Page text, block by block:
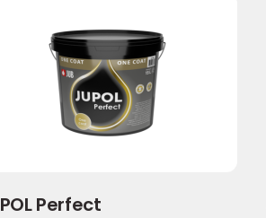
Perfect